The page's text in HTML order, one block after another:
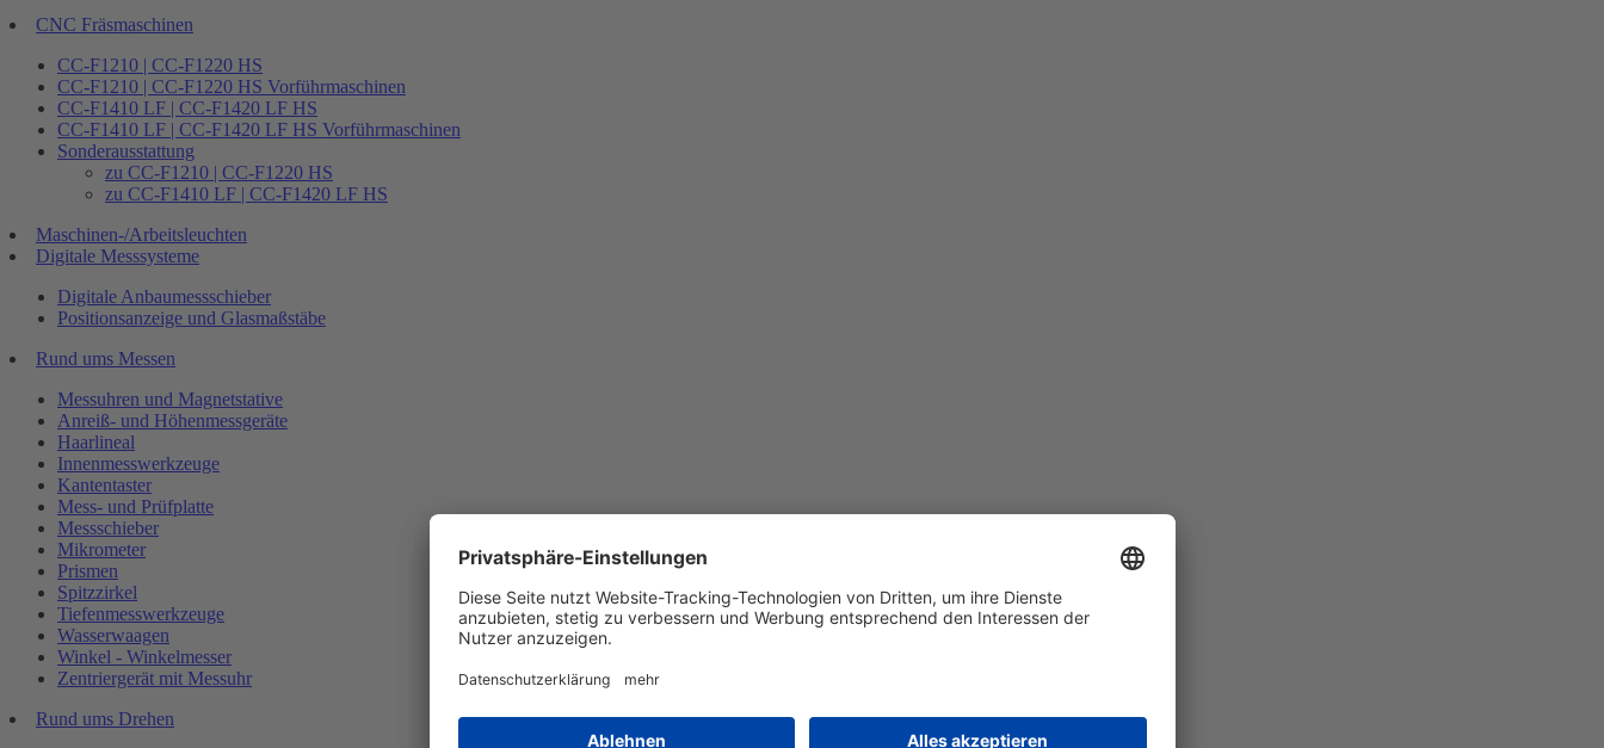
CNC Fräsmaschinen
CC-F1210 | CC-F1220 HS
CC-F1210 | CC-F1220 HS Vorführmaschinen
CC-F1410 LF | CC-F1420 LF HS
CC-F1410 LF | CC-F1420 LF HS Vorführmaschinen
Sonderausstattung
zu CC-F1210 | CC-F1220 HS
zu CC-F1410 LF | CC-F1420 LF HS
Maschinen-/Arbeitsleuchten
Digitale Messsysteme
Digitale Anbaumessschieber
Positionsanzeige und Glasmaßstäbe
Rund ums Messen
Messuhren und Magnetstative
Anreiß- und Höhenmessgeräte
Haarlineal
Innenmesswerkzeuge
Kantentaster
Mess- und Prüfplatte
Messschieber
Mikrometer
Prismen
Spitzzirkel
Tiefenmesswerkzeuge
Wasserwaagen
Winkel - Winkelmesser
Zentriergerät mit Messuhr
Rund ums Drehen